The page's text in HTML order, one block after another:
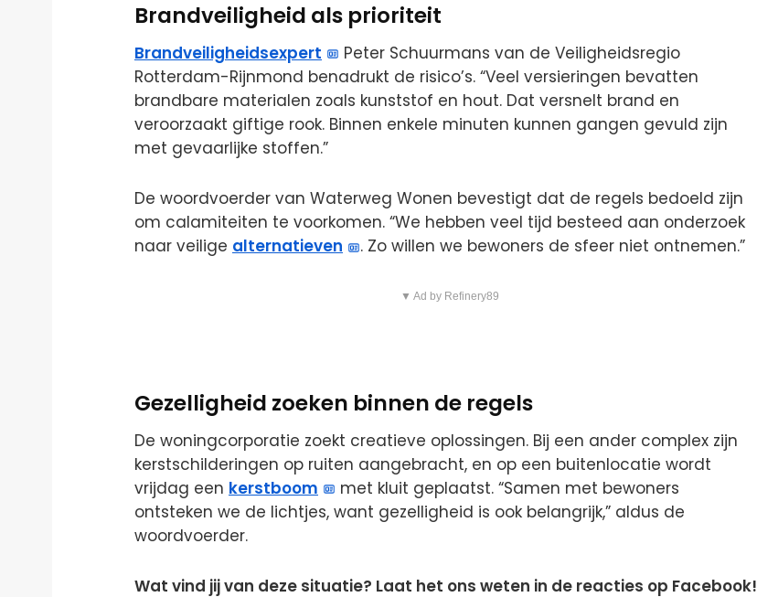
Brandveiligheid als prioriteit
Brandveiligheidsexpert
Peter Schuurmans van de Veiligheidsregio
Rotterdam-Rijnmond benadrukt de risico’s. “Veel versieringen bevatten
brandbare materialen zoals kunststof en hout. Dat versnelt brand en
veroorzaakt giftige rook. Binnen enkele minuten kunnen gangen gevuld zijn
met gevaarlijke stoffen.”
De woordvoerder van Waterweg Wonen bevestigt dat de regels bedoeld zijn
om calamiteiten te voorkomen. “We hebben veel tijd besteed aan onderzoek
naar veilige alternatieven . Zo willen we bewoners de sfeer niet ontnemen.”
▼ Ad by Refinery89
Gezelligheid zoeken binnen de regels
De woningcorporatie zoekt creatieve oplossingen. Bij een ander complex zijn
kerstschilderingen op ruiten aangebracht, en op een buitenlocatie wordt
vrijdag een kerstboom
met kluit geplaatst. “Samen met bewoners
ontsteken we de lichtjes, want gezelligheid is ook belangrijk,” aldus de
woordvoerder.
Wat vind jij van deze situatie? Laat het ons weten in de reacties op Facebook!